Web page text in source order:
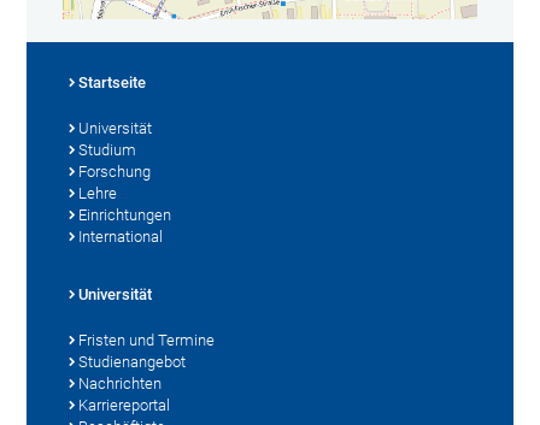
Startseite
Universität
Studium
Forschung
Lehre
Einrichtungen
International
Universität
Fristen und Termine
Studienangebot
Nachrichten
Karriereportal